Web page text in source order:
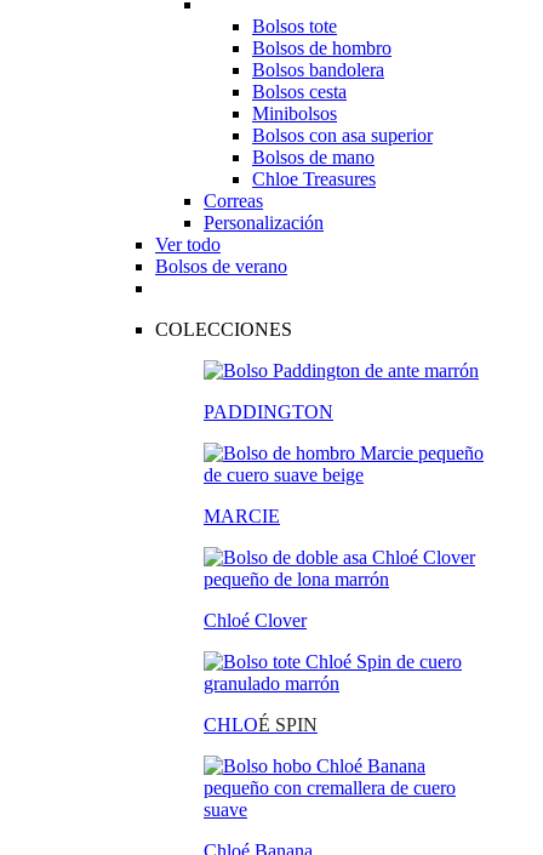
Bolsos tote
Bolsos de hombro
Bolsos bandolera
Bolsos cesta
Minibolsos
Bolsos con asa superior
Bolsos de mano
Chloe Treasures
Correas
Personalización
Ver todo
Bolsos de verano
COLECCIONES
PADDINGTON
MARCIE
Chloé Clover
CHLOÉ SPIN
Chloé Banana